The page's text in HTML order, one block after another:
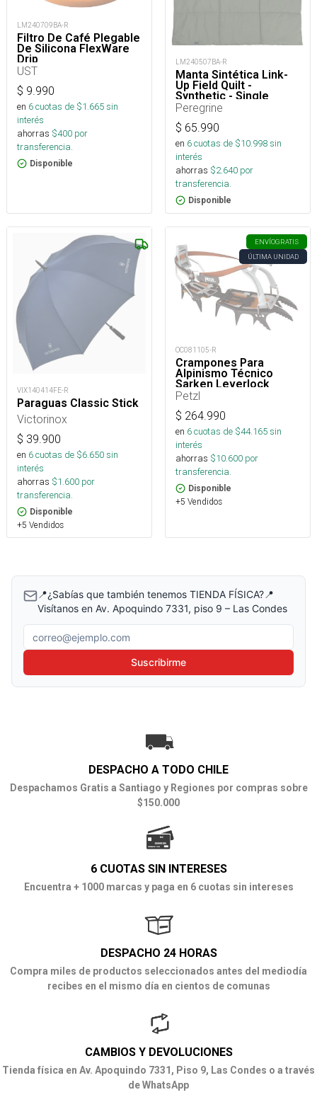
LM240709BA-R
Filtro De Café Plegable
De Silicona FlexWare
Drip
UST
$ 9.990
en 6cuotas de $1.665sin
interés
ahorras $400 por
transferencia.
Disponible
LM240507BA-R
Manta Sintética Link-
Up Field Quilt -
Synthetic - Single
Peregrine
$ 65.990
en 6cuotas de $10.998sin
interés
ahorras $2.640 por
transferencia.
Disponible
VIX140414FE-R
Paraguas Classic Stick
Victorinox
$ 39.900
en 6cuotas de $6.650sin
interés
ahorras $1.600 por
transferencia.
Disponible
+5 Vendidos
ENVÍOGRATIS
ÚLTIMA UNIDAD
OC081105-R
Crampones Para
Alpinismo Técnico
Sarken Leverlock
Universel
Petzl
$ 264.990
en 6cuotas de $44.165sin
interés
ahorras $10.600 por
transferencia.
Disponible
+5 Vendidos
📍¿Sabías que también tenemos TIENDA FÍSICA?📍
Visítanos en Av. Apoquindo 7331, piso 9 – Las Condes
Correo electrónico
Suscribirme
DESPACHO A TODO CHILE
Despachamos Gratis a Santiago y Regiones por compras sobre
$150.000
6 CUOTAS SIN INTERESES
Encuentra + 1000 marcas y paga en 6 cuotas sin intereses
DESPACHO 24 HORAS
Compra miles de productos seleccionados antes del mediodía
recibes en el mismo día en cientos de comunas
CAMBIOS Y DEVOLUCIONES
Tienda física en Av. Apoquindo 7331, Piso 9, Las Condes o a través
de WhatsApp